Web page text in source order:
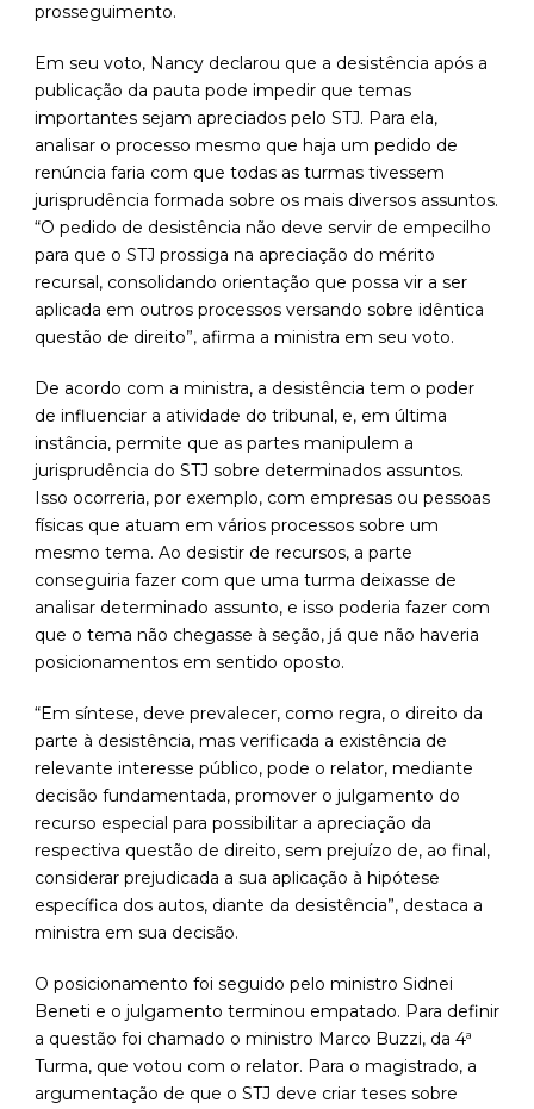
prosseguimento.
Em seu voto, Nancy declarou que a desistência após a
publicação da pauta pode impedir que temas
importantes sejam apreciados pelo STJ. Para ela,
analisar o processo mesmo que haja um pedido de
renúncia faria com que todas as turmas tivessem
jurisprudência formada sobre os mais diversos assuntos.
“O pedido de desistência não deve servir de empecilho
para que o STJ prossiga na apreciação do mérito
recursal, consolidando orientação que possa vir a ser
aplicada em outros processos versando sobre idêntica
questão de direito”, afirma a ministra em seu voto.
De acordo com a ministra, a desistência tem o poder
de influenciar a atividade do tribunal, e, em última
instância, permite que as partes manipulem a
jurisprudência do STJ sobre determinados assuntos.
Isso ocorreria, por exemplo, com empresas ou pessoas
físicas que atuam em vários processos sobre um
mesmo tema. Ao desistir de recursos, a parte
conseguiria fazer com que uma turma deixasse de
analisar determinado assunto, e isso poderia fazer com
que o tema não chegasse à seção, já que não haveria
posicionamentos em sentido oposto.
“Em síntese, deve prevalecer, como regra, o direito da
parte à desistência, mas verificada a existência de
relevante interesse público, pode o relator, mediante
decisão fundamentada, promover o julgamento do
recurso especial para possibilitar a apreciação da
respectiva questão de direito, sem prejuízo de, ao final,
considerar prejudicada a sua aplicação à hipótese
específica dos autos, diante da desistência”, destaca a
ministra em sua decisão.
O posicionamento foi seguido pelo ministro Sidnei
Beneti e o julgamento terminou empatado. Para definir
a questão foi chamado o ministro Marco Buzzi, da 4ª
Turma, que votou com o relator. Para o magistrado, a
argumentação de que o STJ deve criar teses sobre